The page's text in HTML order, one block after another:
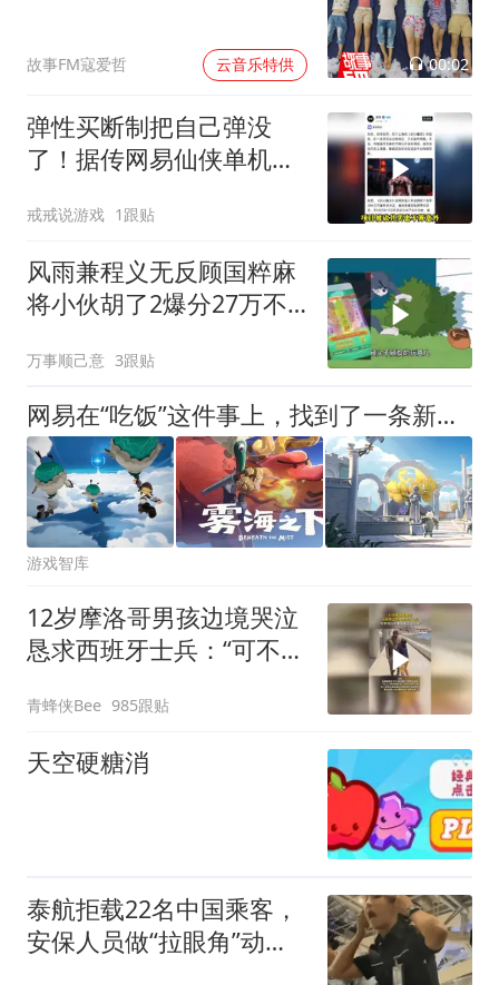
故事FM寇爱哲 云音乐特供 00:02
弹性买断制把自己弹没
了！据传网易仙侠单机剑
戒戒说游戏 1跟贴
风雨兼程义无反顾国粹麻
将小伙胡了2爆分27万不
万事顺己意 3跟贴
网易在“吃饭”这件事上，找到了一条新赛道
游戏智库
12岁摩洛哥男孩边境哭泣
恳求西班牙士兵：“可不可
青蜂侠Bee 985跟贴
天空硬糖消
泰航拒载22名中国乘客，
安保人员做“拉眼角”动